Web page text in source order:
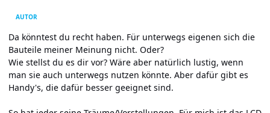
AUTOR
Da könntest du recht haben. Für unterwegs eigenen sich die
Bauteile meiner Meinung nicht. Oder?
Wie stellst du es dir vor? Wäre aber natürlich lustig, wenn
man sie auch unterwegs nutzen könnte. Aber dafür gibt es
Handy's, die dafür besser geeignet sind.